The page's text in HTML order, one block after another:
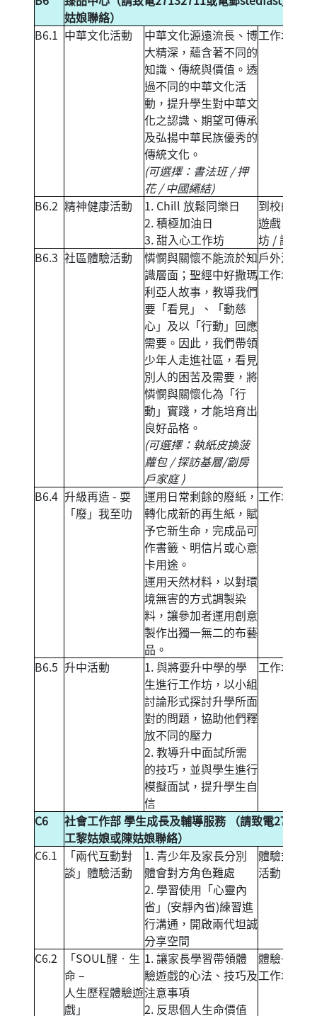
姑娘聯絡）
B6.1 中華文化活動
中華文化源遠流長、博
大精深，蘊含著不同的
知識、傳統與價值。透
過不同的中華文化活
動，提升學生對中華文
化之認識、期望可傳承
及弘揚中華民族優秀的
傳統文化。
(可選擇：書法班 / 押
花 / 中國繩結)
工作坊
B6.2 精神健康活動
1. Chill 放鬆同樂日
2. 積極加油日
3. 甜入心工作坊
到校的攤位
遊戲 / 工作
坊 / 講座
B6.3 社區體驗活動
憐憫與關懷不能流於知
識層面；聖經中好撒瑪
利亞人故事，教導我們
要「看見」、「動慈
心」及以「行動」回應
需要。因此，我們帶領
少年人走進社區，看見
別人的困苦及需要，將
憐憫與關懷化為「行
動」實踐，才能培育出
良好品格。
(可選擇：執紙皮換菠
蘿包 / 探訪基層/劏房
戶家庭 )
戶外活動 /
工作坊
B6.4 升級再造 - 耍
「廢」我至叻
運用日常剩餘的廢紙，
轉化成新的再生紙，賦
予它新生命，完成品可
作書籤、明信片或心意
卡用途。
運用天然材料，以對環
境無害的方式調製染
料，讓參加者運用創意
製作出獨一無二的布藝
品。
工作坊
B6.5 升中活動
1. 與將要升中學的學
生進行工作坊，以小組
討論形式探討升學所面
對的問題，協助他們釋
放不同的壓力
2. 教導升中面試所需
的技巧，並與學生進行
模擬面試，提升學生自
信
工作坊
C6
社會工作部 學生成長及輔導服務 （請致電
工黎姑娘或陳姑娘聯絡）
C6.1
「兩代互動對
談」體驗活動
1. 青少年及家長分別
體會對方角色難處
2. 學習使用「心靈內
省」(安靜內省)練習進
行溝通，開啟兩代坦誠
分享空間
體驗式親子
活動
C6.2
「SOUL醒‧生
命 –
人生歷程體驗遊
戲」
1. 讓家長學習帶領體
驗遊戲的心法、技巧及
注意事項
2. 反思個人生命價值
體驗+培訓
工作坊